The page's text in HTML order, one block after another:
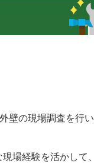
壁の現場調査を行
場経験を活かして